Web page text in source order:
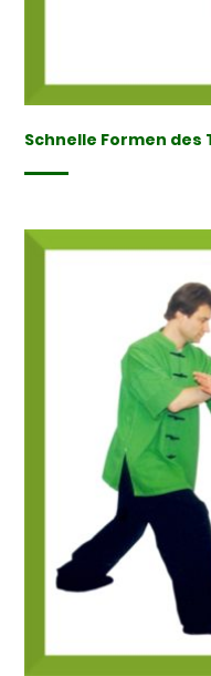
Schnelle Formen des